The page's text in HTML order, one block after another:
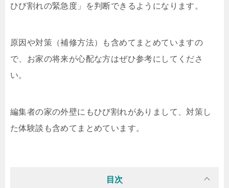
ひび割れの緊急度」を判断できるようになります。
原因や対策（補修方法）も含めてまとめていますの
で、お家の将来が心配な方はぜひ参考にしてくださ
い。
編集者の家の外壁にもひび割れがありまして、対策し
た体験談も含めてまとめています。
目次